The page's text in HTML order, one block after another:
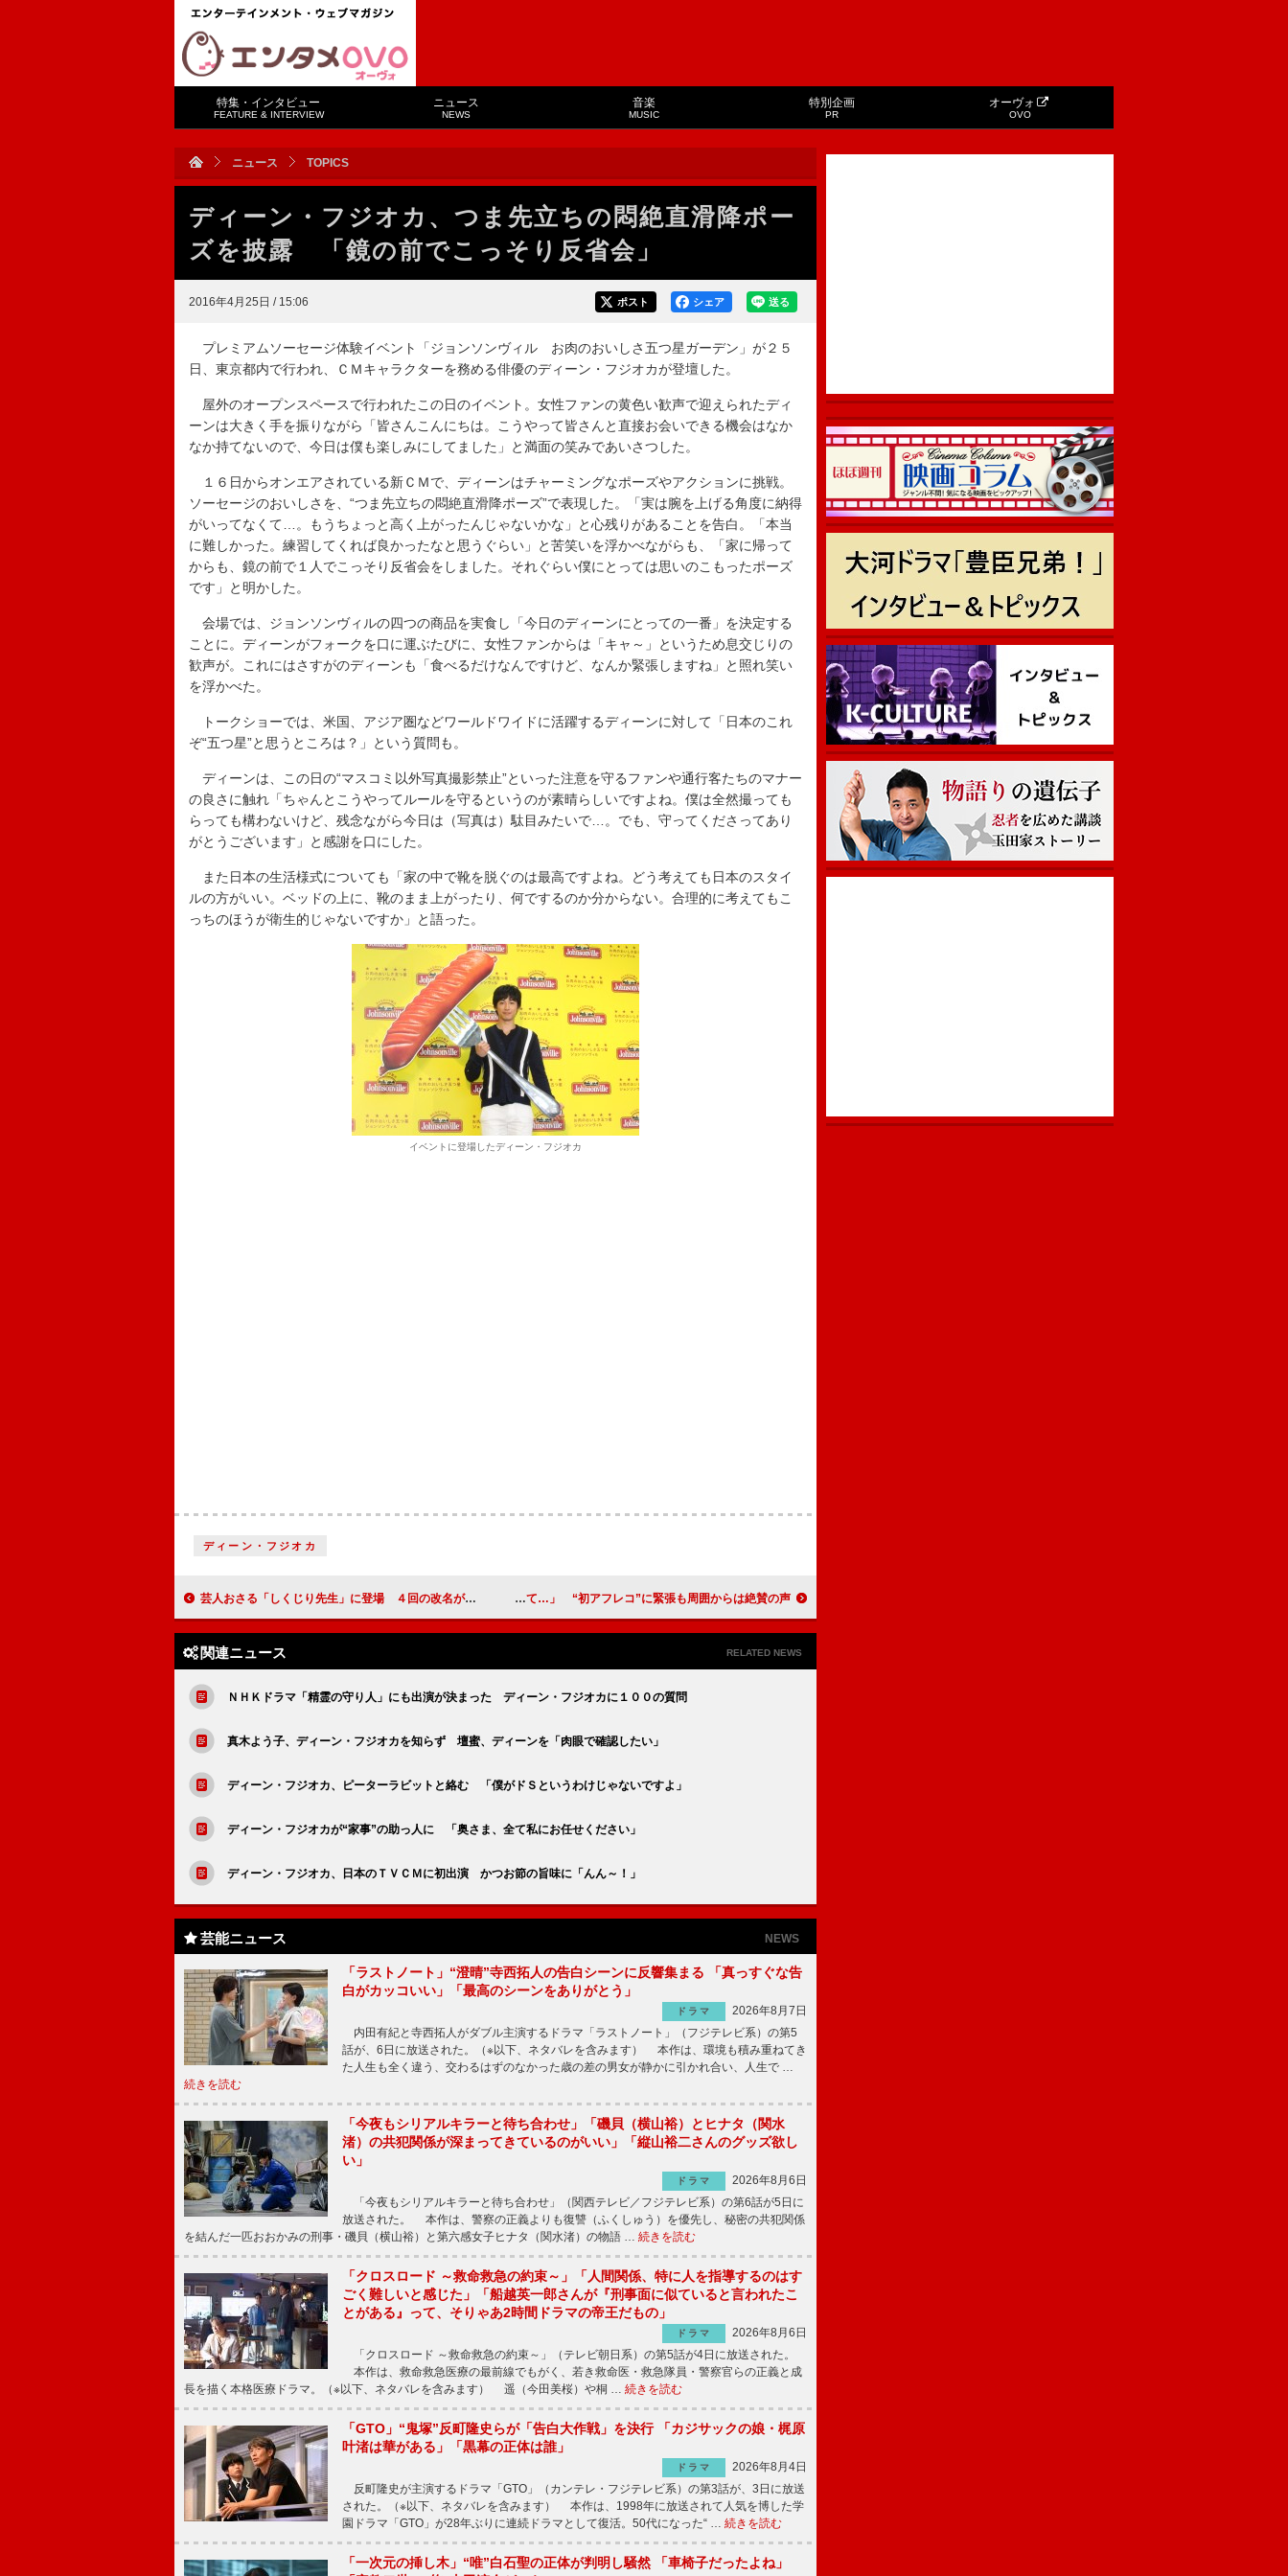
特集・インタビュー
FEATURE & INTERVIEW
ニュース
NEWS
音楽
MUSIC
特別企画
PR
オーヴォ
OVO
ニュース TOPICS
ディーン・フジオカ、つま先立ちの悶絶直滑降ポー
ズを披露 「鏡の前でこっそり反省会」
2016年4月25日 / 15:06 送る
シェア
ポスト
プレミアムソーセージ体験イベント「ジョンソンヴィル お肉のおいしさ五つ星ガーデン」が２５
日、東京都内で行われ、ＣＭキャラクターを務める俳優のディーン・フジオカが登壇した。
屋外のオープンスペースで行われたこの日のイベント。女性ファンの黄色い歓声で迎えられたディ
ーンは大きく手を振りながら「皆さんこんにちは。こうやって皆さんと直接お会いできる機会はなか
なか持てないので、今日は僕も楽しみにしてました」と満面の笑みであいさつした。
１６日からオンエアされている新ＣＭで、ディーンはチャーミングなポーズやアクションに挑戦。
ソーセージのおいしさを、“つま先立ちの悶絶直滑降ポーズ”で表現した。「実は腕を上げる角度に納得
がいってなくて…。もうちょっと高く上がったんじゃないかな」と心残りがあることを告白。「本当
に難しかった。練習してくれば良かったなと思うぐらい」と苦笑いを浮かべながらも、「家に帰って
からも、鏡の前で１人でこっそり反省会をしました。それぐらい僕にとっては思いのこもったポーズ
です」と明かした。
会場では、ジョンソンヴィルの四つの商品を実食し「今日のディーンにとっての一番」を決定する
ことに。ディーンがフォークを口に運ぶたびに、女性ファンからは「キャ～」というため息交じりの
歓声が。これにはさすがのディーンも「食べるだけなんですけど、なんか緊張しますね」と照れ笑い
を浮かべた。
トークショーでは、米国、アジア圏などワールドワイドに活躍するディーンに対して「日本のこれ
ぞ“五つ星”と思うところは？」という質問も。
ディーンは、この日の“マスコミ以外写真撮影禁止”といった注意を守るファンや通行客たちのマナー
の良さに触れ「ちゃんとこうやってルールを守るというのが素晴らしいですよね。僕は全然撮っても
らっても構わないけど、残念ながら今日は（写真は）駄目みたいで…。でも、守ってくださってあり
がとうございます」と感謝を口にした。
また日本の生活様式についても「家の中で靴を脱ぐのは最高ですよね。どう考えても日本のスタイ
ルの方がいい。ベッドの上に、靴のまま上がったり、何でするのか分からない。合理的に考えてもこ
っちのほうが衛生的じゃないですか」と語った。
イベントに登場したディーン・フジオカ
ディーン・フジオカ
芸人おさる「しくじり先生」に登場 ４回の改名がもたらした悲劇とは… 宮澤佐江「アイドル人生の名に懸けて…」 “初アフレコ”に緊張も周囲からは絶賛の声
関連ニュース RELATED NEWS
ＮＨＫドラマ「精霊の守り人」にも出演が決まった ディーン・フジオカに１００の質問
真木よう子、ディーン・フジオカを知らず 壇蜜、ディーンを「肉眼で確認したい」
ディーン・フジオカ、ピーターラビットと絡む 「僕がドＳというわけじゃないですよ」
ディーン・フジオカが“家事”の助っ人に 「奥さま、全て私にお任せください」
ディーン・フジオカ、日本のＴＶＣＭに初出演 かつお節の旨味に「んん～！」
芸能ニュース NEWS
「ラストノート」“澄晴”寺西拓人の告白シーンに反響集まる 「真っすぐな告
白がカッコいい」「最高のシーンをありがとう」
ドラマ
2026年8月7日
内田有紀と寺西拓人がダブル主演するドラマ「ラストノート」（フジテレビ系）の第5
話が、6日に放送された。（※以下、ネタバレを含みます） 本作は、環境も積み重ねてき
た人生も全く違う、交わるはずのなかった歳の差の男女が静かに引かれ合い、人生で …
続きを読む
「今夜もシリアルキラーと待ち合わせ」「磯貝（横山裕）とヒナタ（関水
渚）の共犯関係が深まってきているのがいい」「縦山裕二さんのグッズ欲し
い」
ドラマ
2026年8月6日
「今夜もシリアルキラーと待ち合わせ」（関西テレビ／フジテレビ系）の第6話が5日に
放送された。 本作は、警察の正義よりも復讐（ふくしゅう）を優先し、秘密の共犯関係
を結んだ一匹おおかみの刑事・磯貝（横山裕）と第六感女子ヒナタ（関水渚）の物語 … 続きを読む
「クロスロード ～救命救急の約束～」「人間関係、特に人を指導するのはす
ごく難しいと感じた」「船越英一郎さんが『刑事面に似ていると言われたこ
とがある』って、そりゃあ2時間ドラマの帝王だもの」
ドラマ
2026年8月6日
「クロスロード ～救命救急の約束～」（テレビ朝日系）の第5話が4日に放送された。
本作は、救命救急医療の最前線でもがく、若き救命医・救急隊員・警察官らの正義と成
長を描く本格医療ドラマ。（※以下、ネタバレを含みます） 遥（今田美桜）や桐 … 続きを読む
「GTO」“鬼塚”反町隆史らが「告白大作戦」を決行 「カジサックの娘・梶原
叶渚は華がある」「黒幕の正体は誰」
ドラマ
2026年8月4日
反町隆史が主演するドラマ「GTO」（カンテレ・フジテレビ系）の第3話が、3日に放送
された。（※以下、ネタバレを含みます） 本作は、1998年に放送されて人気を博した学
園ドラマ「GTO」が28年ぶりに連続ドラマとして復活。50代になった“ … 続きを読む
「一次元の挿し木」“唯”白石聖の正体が判明し騒然 「車椅子だったよね」